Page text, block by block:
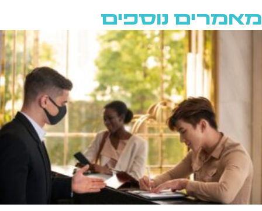
מאמרים נוספים